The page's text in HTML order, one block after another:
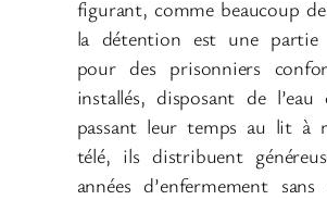
figurant, comme beaucoup
la détention est une partie
pour des prisonniers
installés, disposant de l’eau
passant leur temps au lit à
télé, ils distribuent
années d’enfermement